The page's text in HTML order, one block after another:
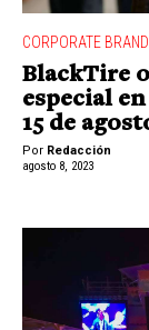
CORPORATE
BlackTire
especial
15 de
Por Redacción
agosto 8, 2023